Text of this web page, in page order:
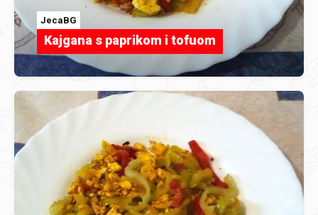
JecaBG
Kajgana s paprikom i tofuom